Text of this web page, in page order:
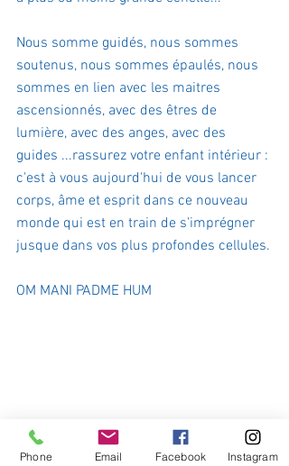
Nous somme guidés, nous sommes
soutenus, nous sommes épaulés, nous
sommes en lien avec les maitres
ascensionnés, avec des êtres de
lumière, avec des anges, avec des
guides ...rassurez votre enfant intérieur :
c'est à vous aujourd'hui de vous lancer
corps, âme et esprit dans ce nouveau
monde qui est en train de s'imprégner
jusque dans vos plus profondes cellules.
OM MANI PADME HUM
Phone Email Facebook Instagram